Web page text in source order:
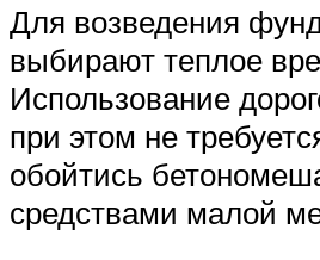
Для возведения
выбирают теплое
Использование
при этом не
обойтись
средствами малой